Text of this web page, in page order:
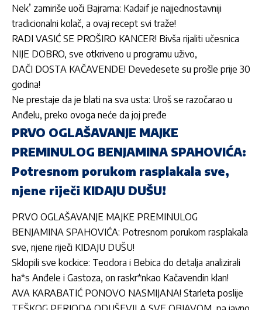
Nek’ zamiriše uoči Bajrama: Kadaif je najjednostavniji
tradicionalni kolač, a ovaj recept svi traže!
RADI VASIĆ SE PROŠIRO KANCER! Bivša rijaliti učesnica
NIJE DOBRO, sve otkriveno u programu uživo,
DAČI DOSTA KAČAVENDE! Devedesete su prošle prije 30
godina!
Ne prestaje da je blati na sva usta: Uroš se razočarao u
Anđelu, preko ovoga neće da joj pređe
PRVO OGLAŠAVANJE MAJKE
PREMINULOG BENJAMINA SPAHOVIĆA:
Potresnom porukom rasplakala sve,
njene riječi KIDAJU DUŠU!
PRVO OGLAŠAVANJE MAJKE PREMINULOG
BENJAMINA SPAHOVIĆA: Potresnom porukom rasplakala
sve, njene riječi KIDAJU DUŠU!
Sklopili sve kockice: Teodora i Bebica do detalja analizirali
ha*s Anđele i Gastoza, on raskr*nkao Kačavendin klan!
AVA KARABATIĆ PONOVO NASMIJANA! Starleta poslije